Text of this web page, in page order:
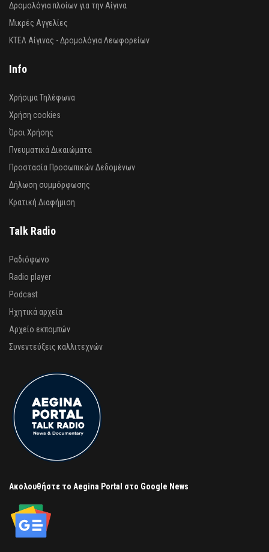
Δρομολόγια πλοίων για την Αίγινα
Μικρές Αγγελίες
ΚΤΕΛ Αίγινας - Δρομολόγια Λεωφορείων
Info
Χρήσιμα Τηλέφωνα
Χρήση cookies
Όροι Χρήσης
Πνευματικά Δικαιώματα
Προστασία Προσωπικών Δεδομένων
Δήλωση συμμόρφωσης
Κρατική Διαφήμιση
Talk Radio
Ραδιόφωνο
Radio player
Podcast
Ηχητικά αρχεία
Αρχείο εκπομπών
Συνεντεύξεις καλλιτεχνών
Ακολουθήστε το Aegina Portal στο Google News